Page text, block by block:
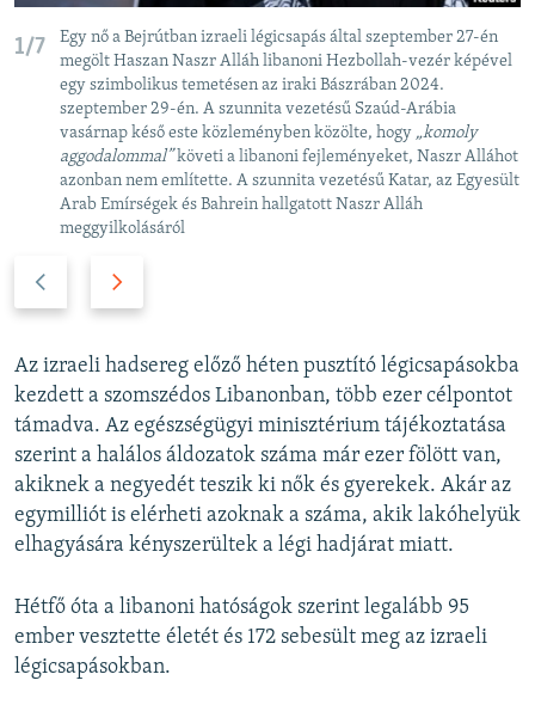
1/7
Egy nő a Bejrútban izraeli légicsapás által szeptember 27-én
megölt Haszan Naszr Alláh libanoni Hezbollah-vezér képével
egy szimbolikus temetésen az iraki Bászrában 2024.
szeptember 29-én. A szunnita vezetésű Szaúd-Arábia
vasárnap késő este közleményben közölte, hogy „komoly
aggodalommal”követi a libanoni fejleményeket, Naszr Alláhot
azonban nem említette. A szunnita vezetésű Katar, az Egyesült
Arab Emírségek és Bahrein hallgatott Naszr Alláh
meggyilkolásáról
v
i
o
u
s
s
l
d
e
t
s
l
d
e
Az izraeli hadsereg előző héten pusztító légicsapásokba
kezdett a szomszédos Libanonban, több ezer célpontot
támadva. Az egészségügyi minisztérium tájékoztatása
szerint a halálos áldozatok száma már ezer fölött van,
akiknek a negyedét teszik ki nők és gyerekek. Akár az
egymilliót is elérheti azoknak a száma, akik lakóhelyük
elhagyására kényszerültek a légi hadjárat miatt.
Hétfő óta a libanoni hatóságok szerint legalább 95
ember vesztette életét és 172 sebesült meg az izraeli
légicsapásokban.